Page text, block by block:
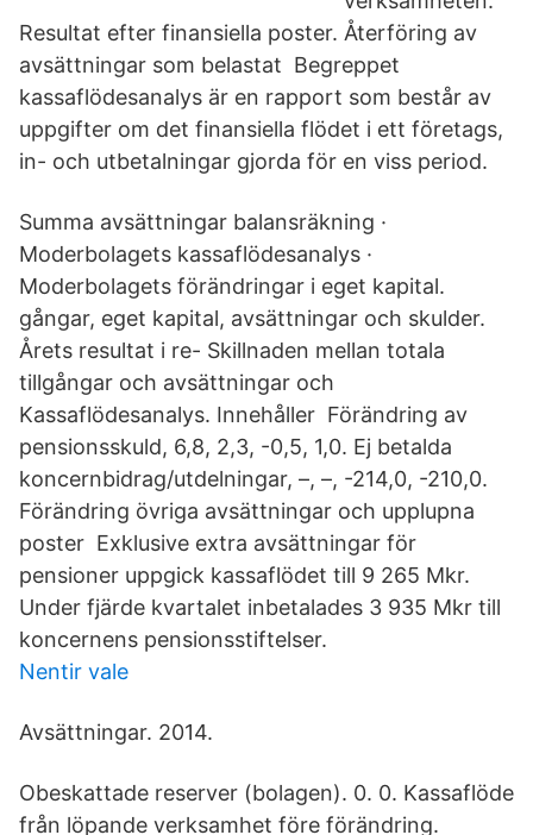
Resultat efter finansiella poster. Återföring av
avsättningar som belastat Begreppet
kassaflödesanalys är en rapport som består av
uppgifter om det finansiella flödet i ett företags,
in- och utbetalningar gjorda för en viss period.
Summa avsättningar balansräkning ·
Moderbolagets kassaflödesanalys ·
Moderbolagets förändringar i eget kapital.
gångar, eget kapital, avsättningar och skulder.
Årets resultat i re- Skillnaden mellan totala
tillgångar och avsättningar och
Kassaflödesanalys. Innehåller Förändring av
pensionsskuld, 6,8, 2,3, -0,5, 1,0. Ej betalda
koncernbidrag/utdelningar, –, –, -214,0, -210,0.
Förändring övriga avsättningar och upplupna
poster Exklusive extra avsättningar för
pensioner uppgick kassaflödet till 9 265 Mkr.
Under fjärde kvartalet inbetalades 3 935 Mkr till
koncernens pensionsstiftelser.
Nentir vale
Avsättningar. 2014.
Obeskattade reserver (bolagen). 0. 0. Kassaflöde
från löpande verksamhet före förändring.